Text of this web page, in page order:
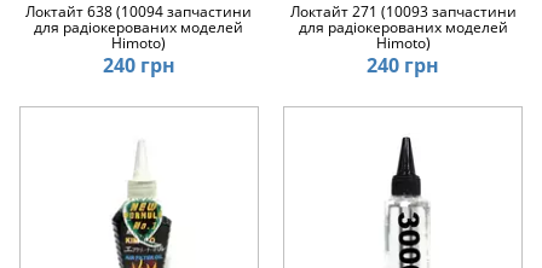
Локтайт 638 (10094 запчастини
для радіокерованих моделей
Himoto)
240 грн
Локтайт 271 (10093 запчастини
для радіокерованих моделей
Himoto)
240 грн